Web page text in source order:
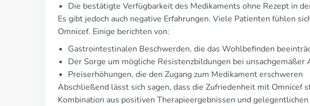
Die bestätigte Verfügbarkeit des Medikaments ohne Rezept in
Es gibt jedoch auch negative Erfahrungen. Viele Patienten fühlen
Omnicef. Einige berichten von:
Gastrointestinalen Beschwerden, die das Wohlbefinden
Der Sorge um mögliche Resistenzbildungen bei unsachgemäßer
Preiserhöhungen, die den Zugang zum Medikament erschweren
Abschließend lässt sich sagen, dass die Zufriedenheit mit Omnicef
Kombination aus positiven Therapieergebnissen und